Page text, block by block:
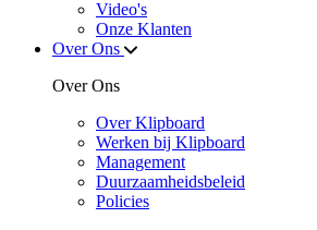
Video's
Onze Klanten
Over Ons
Over Ons
Over Klipboard
Werken bij Klipboard
Management
Duurzaamheidsbeleid
Policies